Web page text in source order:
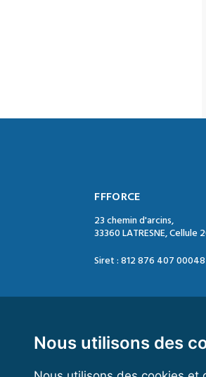
Nous utilisons des
FFFORCE
23 chemin d'arcins,
33360 LATRESNE, Cellule
Siret : 812 876 407 00048
Mail : contact@ffforce.fr